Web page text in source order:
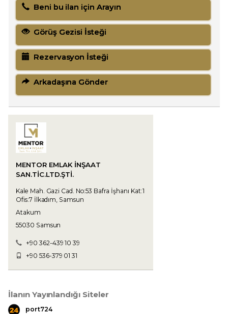
Beni bu ilan için Arayın
Görüş Gezisi İsteği
Rezervasyon İsteği
Arkadaşına Gönder
MENTOR EMLAK İNŞAAT
SAN.TIC.LTD.ŞTI.
Kale Mah. Gazi Cad. No:53 Bafra İşhanı Kat:1
Ofis:7 İlkadım, Samsun
Atakum
55030 Samsun
+90 362-439 10 39
+90 536-379 01 31
İlanın Yayınlandığı Siteler
port724